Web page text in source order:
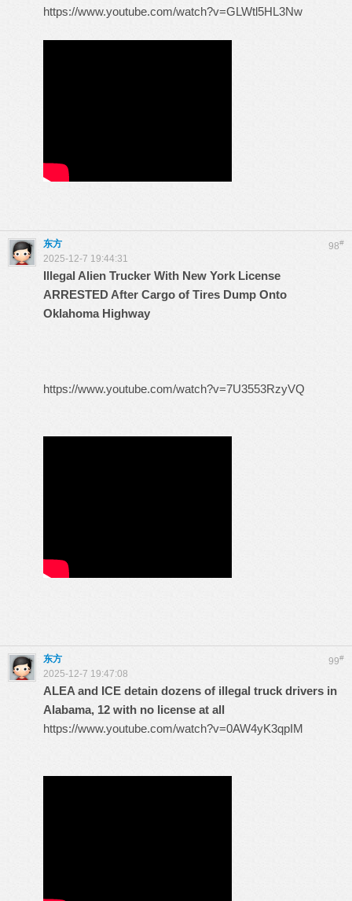
https://www.youtube.com/watch?v=GLWtl5HL3Nw
98#
东方
2025-12-7 19:44:31
Illegal Alien Trucker With New York License
ARRESTED After Cargo of Tires Dump Onto
Oklahoma Highway
https://www.youtube.com/watch?v=7U3553RzyVQ
99#
东方
2025-12-7 19:47:08
ALEA and ICE detain dozens of illegal truck drivers in
Alabama, 12 with no license at all
https://www.youtube.com/watch?v=0AW4yK3qpIM